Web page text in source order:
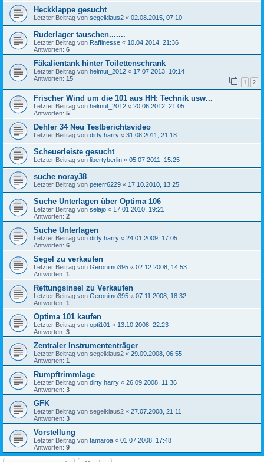
Heckklappe gesucht
Letzter Beitrag von segelklaus2 « 02.08.2015, 07:10
Ruderlager tauschen.......
Letzter Beitrag von Raffinesse « 10.04.2014, 21:36
Antworten: 6
Fäkalientank hinter Toilettenschrank
Letzter Beitrag von helmut_2012 « 17.07.2013, 10:14
Antworten: 15 1 2
Frischer Wind um die 101 aus HH: Technik usw...
Letzter Beitrag von helmut_2012 « 20.06.2012, 21:05
Antworten: 5
Dehler 34 Neu Testberichtsvideo
Letzter Beitrag von dirty harry « 31.08.2011, 21:18
Scheuerleiste gesucht
Letzter Beitrag von libertyberlin « 05.07.2011, 15:25
suche noray38
Letzter Beitrag von peterr6229 « 17.10.2010, 13:25
Suche Unterlagen über Optima 106
Letzter Beitrag von selajo « 17.01.2010, 19:21
Antworten: 2
Suche Unterlagen
Letzter Beitrag von dirty harry « 24.01.2009, 17:05
Antworten: 6
Segel zu verkaufen
Letzter Beitrag von Geronimo395 « 02.12.2008, 14:53
Antworten: 1
Rettungsinsel zu Verkaufen
Letzter Beitrag von Geronimo395 « 07.11.2008, 18:32
Antworten: 1
Optima 101 kaufen
Letzter Beitrag von opti101 « 13.10.2008, 22:23
Antworten: 3
Zentraler Instrumententräger
Letzter Beitrag von segelklaus2 « 29.09.2008, 06:55
Antworten: 1
Rumpftrimmlage
Letzter Beitrag von dirty harry « 26.09.2008, 11:36
Antworten: 3
GFK
Letzter Beitrag von segelklaus2 « 27.07.2008, 21:11
Antworten: 3
Vorstellung
Letzter Beitrag von tamaroa « 01.07.2008, 17:48
Antworten: 9